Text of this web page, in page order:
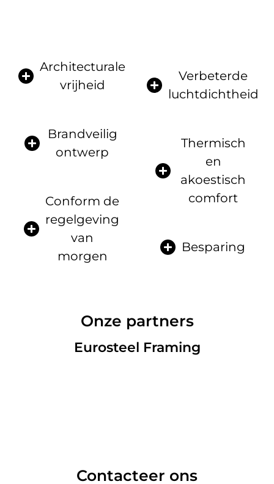
Architecturale
vrijheid
Brandveilig
ontwerp
Conform de
regelgeving
van
morgen
Verbeterde
luchtdichtheid
Thermisch
en
akoestisch
comfort
Besparing
Onze partners
Eurosteel Framing
Contacteer ons